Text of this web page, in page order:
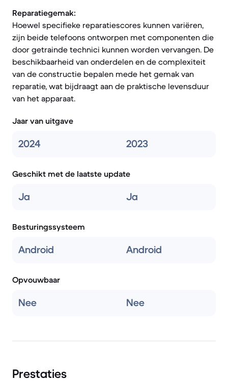
Reparatiegemak:
Hoewel specifieke reparatiescores kunnen variëren,
zijn beide telefoons ontworpen met componenten die
door getrainde technici kunnen worden vervangen. De
beschikbaarheid van onderdelen en de complexiteit
van de constructie bepalen mede het gemak van
reparatie, wat bijdraagt aan de praktische levensduur
van het apparaat.
Jaar van uitgave
2024 2023
Geschikt met de laatste update
Ja Ja
Besturingssysteem
Android Android
Opvouwbaar
Nee Nee
Prestaties